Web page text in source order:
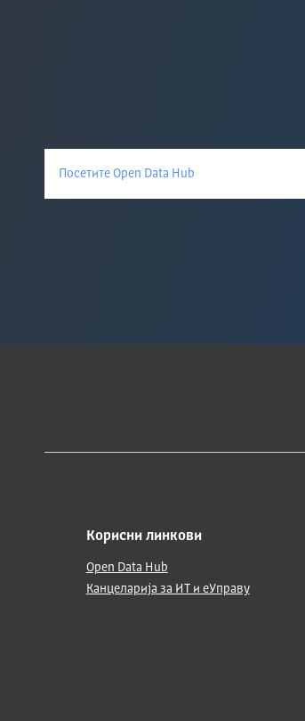
Посетите Open Data Hub
Корисни линкови
Open Data Hub
Канцеларија за ИТ и еУправу